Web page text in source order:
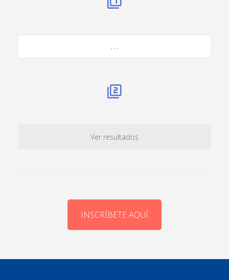
. . .
Ver resultados
INSCRÍBETE AQUÍ